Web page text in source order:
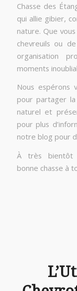
Chasse des
qui allie gibier,
nature. Que
chevreuils ou
organisation
moments
Nous espérons
pour partager
naturel et
pour plus
notre blog pour
À très
bonne chasse à